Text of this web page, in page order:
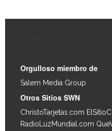
Orgulloso miembro de
Salem Media Group
Otros Sitios SWN
ChristoTarjetas.com
RadioLuzMundial.com